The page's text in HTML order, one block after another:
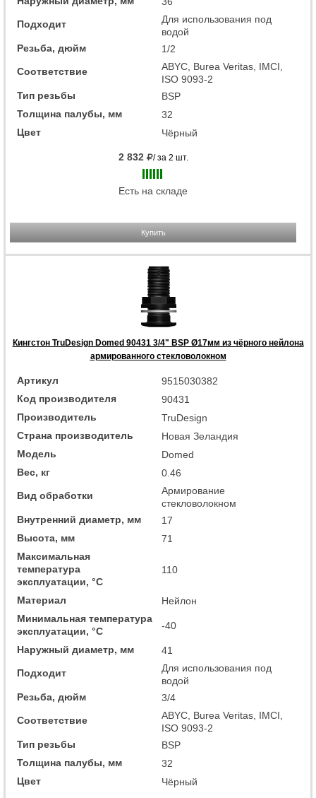
Подходит
Для использования под
водой
Резьба, дюйм
1/2
Соответствие
ABYC, Burea Veritas, IMCI,
ISO 9093-2
Тип резьбы
BSP
Толщина палубы, мм
32
Цвет
Чёрный
2 832 / за 2 шт.
Есть на складе
Купить
Кингстон TruDesign Domed 90431 3/4" BSP Ø17мм из чёрного нейлона
армированного стекловолокном
Артикул
9515030382
Код производителя
90431
Производитель
TruDesign
Страна производитель
Новая Зеландия
Модель
Domed
Вес, кг
0.46
Вид обработки
Армирование
стекловолокном
Внутренний диаметр, мм
17
Высота, мм
71
Максимальная
температура
эксплуатации, °C
110
Материал
Нейлон
Минимальная температура
эксплуатации, °C
-40
Наружный диаметр, мм
41
Подходит
Для использования под
водой
Резьба, дюйм
3/4
Соответствие
ABYC, Burea Veritas, IMCI,
ISO 9093-2
Тип резьбы
BSP
Толщина палубы, мм
32
Цвет
Чёрный